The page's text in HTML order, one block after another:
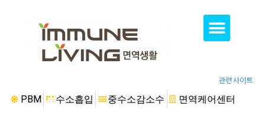
관련 사이트
PBM 수소흡입 중수소감소수 면역케어센터